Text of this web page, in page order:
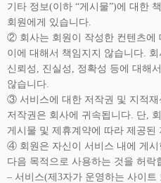
기타 정보(이하 “게시물”)에 대한
회원에게 있습니다.
② 회사는 회원이 작성한 컨텐츠에
이에 대해서 책임지지 않습니다.
신뢰성, 진실성, 정확성 등에 대해
않습니다.
③ 서비스에 대한 저작권 및 지적재
저작권은 회사에 귀속됩니다. 단,
게시물 및 제휴계약에 따라 제공된
④ 회원은 자신이 서비스 내에 게시
다음 목적으로 사용하는 것을 허락
– 서비스(제3자가 운영하는 사이트